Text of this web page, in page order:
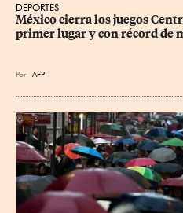
DEPORTES
México cierra los juegos
primer lugar y con récord de
Por AFP